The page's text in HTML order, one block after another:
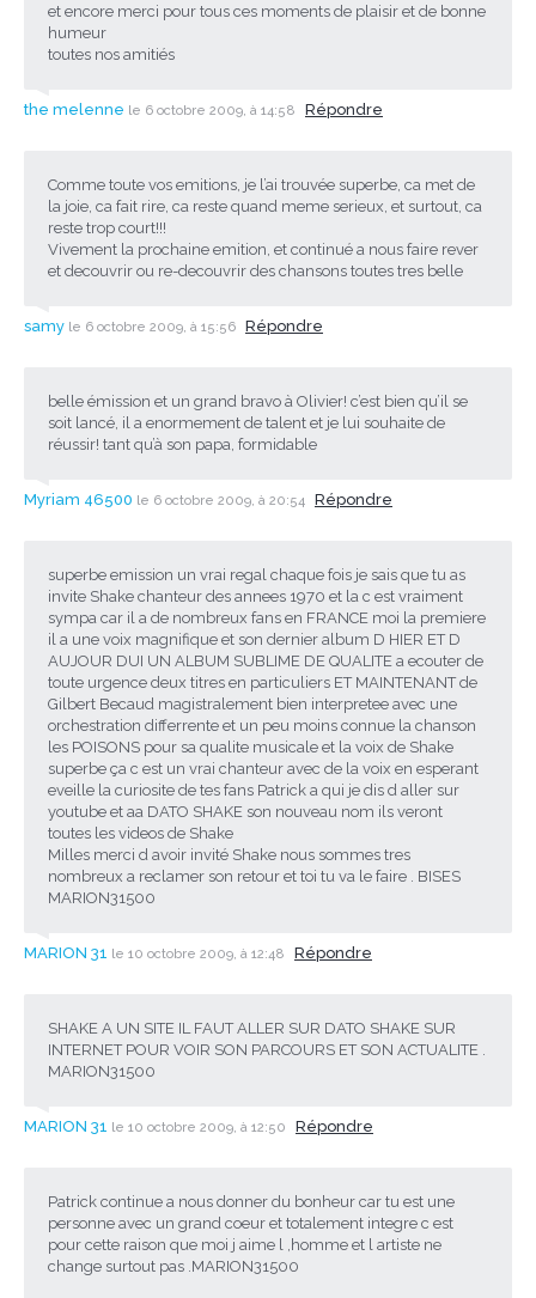
et encore merci pour tous ces moments de plaisir et de bonne
humeur
toutes nos amitiés
the melenne le 6 octobre 2009, à 14:58 Répondre
Comme toute vos emitions, je l’ai trouvée superbe, ca met de
la joie, ca fait rire, ca reste quand meme serieux, et surtout, ca
reste trop court!!!
Vivement la prochaine emition, et continué a nous faire rever
et decouvrir ou re-decouvrir des chansons toutes tres belle
samy le 6 octobre 2009, à 15:56 Répondre
belle émission et un grand bravo à Olivier! c’est bien qu’il se
soit lancé, il a enormement de talent et je lui souhaite de
réussir! tant qu’à son papa, formidable
Myriam 46500 le 6 octobre 2009, à 20:54 Répondre
superbe emission un vrai regal chaque fois je sais que tu as
invite Shake chanteur des annees 1970 et la c est vraiment
sympa car il a de nombreux fans en FRANCE moi la premiere
il a une voix magnifique et son dernier album D HIER ET D
AUJOUR DUI UN ALBUM SUBLIME DE QUALITE a ecouter de
toute urgence deux titres en particuliers ET MAINTENANT de
Gilbert Becaud magistralement bien interpretee avec une
orchestration differrente et un peu moins connue la chanson
les POISONS pour sa qualite musicale et la voix de Shake
superbe ça c est un vrai chanteur avec de la voix en esperant
eveille la curiosite de tes fans Patrick a qui je dis d aller sur
youtube et aa DATO SHAKE son nouveau nom ils veront
toutes les videos de Shake
Milles merci d avoir invité Shake nous sommes tres
nombreux a reclamer son retour et toi tu va le faire . BISES
MARION31500
MARION 31 le 10 octobre 2009, à 12:48 Répondre
SHAKE A UN SITE IL FAUT ALLER SUR DATO SHAKE SUR
INTERNET POUR VOIR SON PARCOURS ET SON ACTUALITE .
MARION31500
MARION 31 le 10 octobre 2009, à 12:50 Répondre
Patrick continue a nous donner du bonheur car tu est une
personne avec un grand coeur et totalement integre c est
pour cette raison que moi j aime l ,homme et l artiste ne
change surtout pas .MARION31500